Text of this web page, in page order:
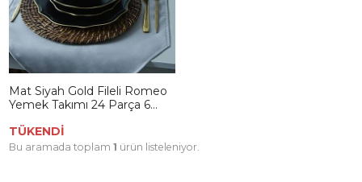
Mat Siyah Gold Fileli Romeo
Yemek Takımı 24 Parça 6
TÜKENDİ
Bu aramada toplam 1 ürün listeleniyor.